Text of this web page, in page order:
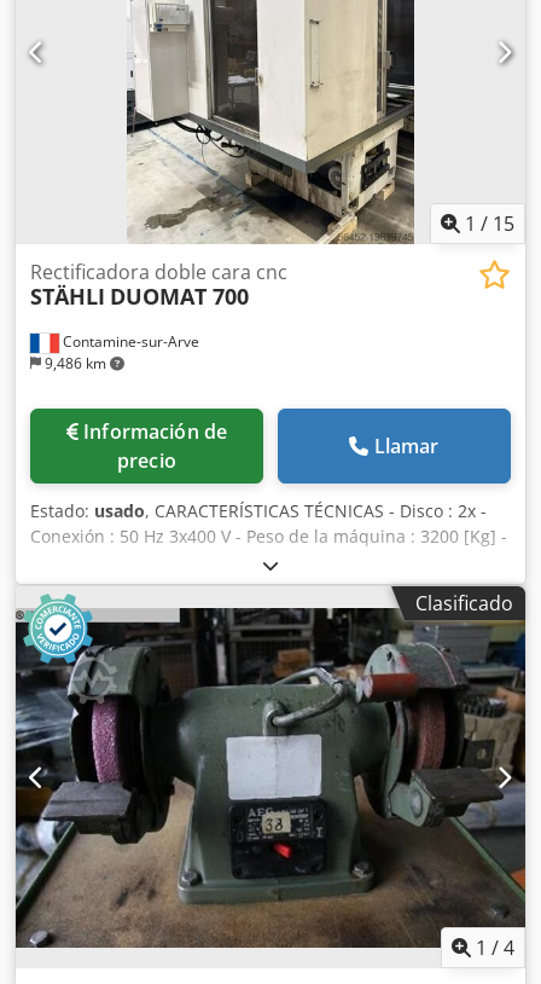
1 / 15
Contamine-sur-Arve
9,486 km
Rectificadora doble cara cnc
STÄHLI DUOMAT 700
Información de
precio
Llamar
Estado: usado, CARACTERÍSTICAS TÉCNICAS - Disco : 2x -
Conexión : 50 Hz 3x400 V - Peso de la máquina : 3200 [Kg] -
Horas en tensión : 99 287 [h] - Diametro de la muela : 700
[mm] - Altura de la muela : 200 [mm] - Altura máxima de la
pieza a mecanizar : 100 [mm] Djdpjw Ulnbofx Af Tokr
EQUIPAMIENTO - Aspiración : 1 - Recipiente de riego : 1 -
Grupo hidralico : 1 - Utillaje : 1 - Chapa de retención : 1
Clasificado
1 /4